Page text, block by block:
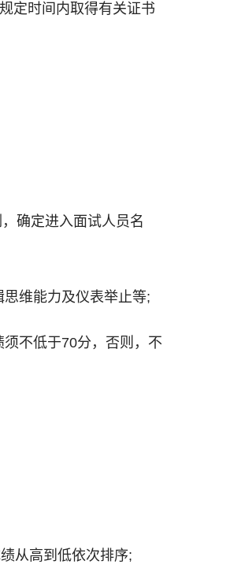
定时间内取得有关证书
确定进入面试人员名
维能力及仪表举止等;
不低于70分，否则，不
从高到低依次排序;